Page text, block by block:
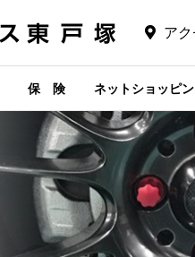
ア
保 険 ネットショッピ